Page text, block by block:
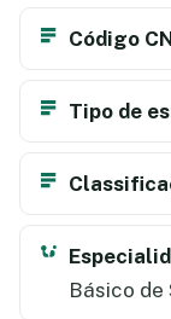
Código
Tipo de
Básico de